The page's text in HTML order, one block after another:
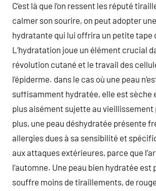
C’est là que l’on ressent les réputé
calmer son sourire, on peut adopter
hydratante qui lui offrira un petite tape
L’hydratation joue un élément crucial
révolution cutané et le travail des
l’épiderme. dans le cas où une peau
suffisamment hydratée, elle est sèche
plus aisément sujette au vieillissement
plus, une peau déshydratée présente
allergies dues à sa sensibilité et
aux attaques extérieures, parce que
l’automne. Une peau bien hydratée est
souffre moins de tiraillements, de